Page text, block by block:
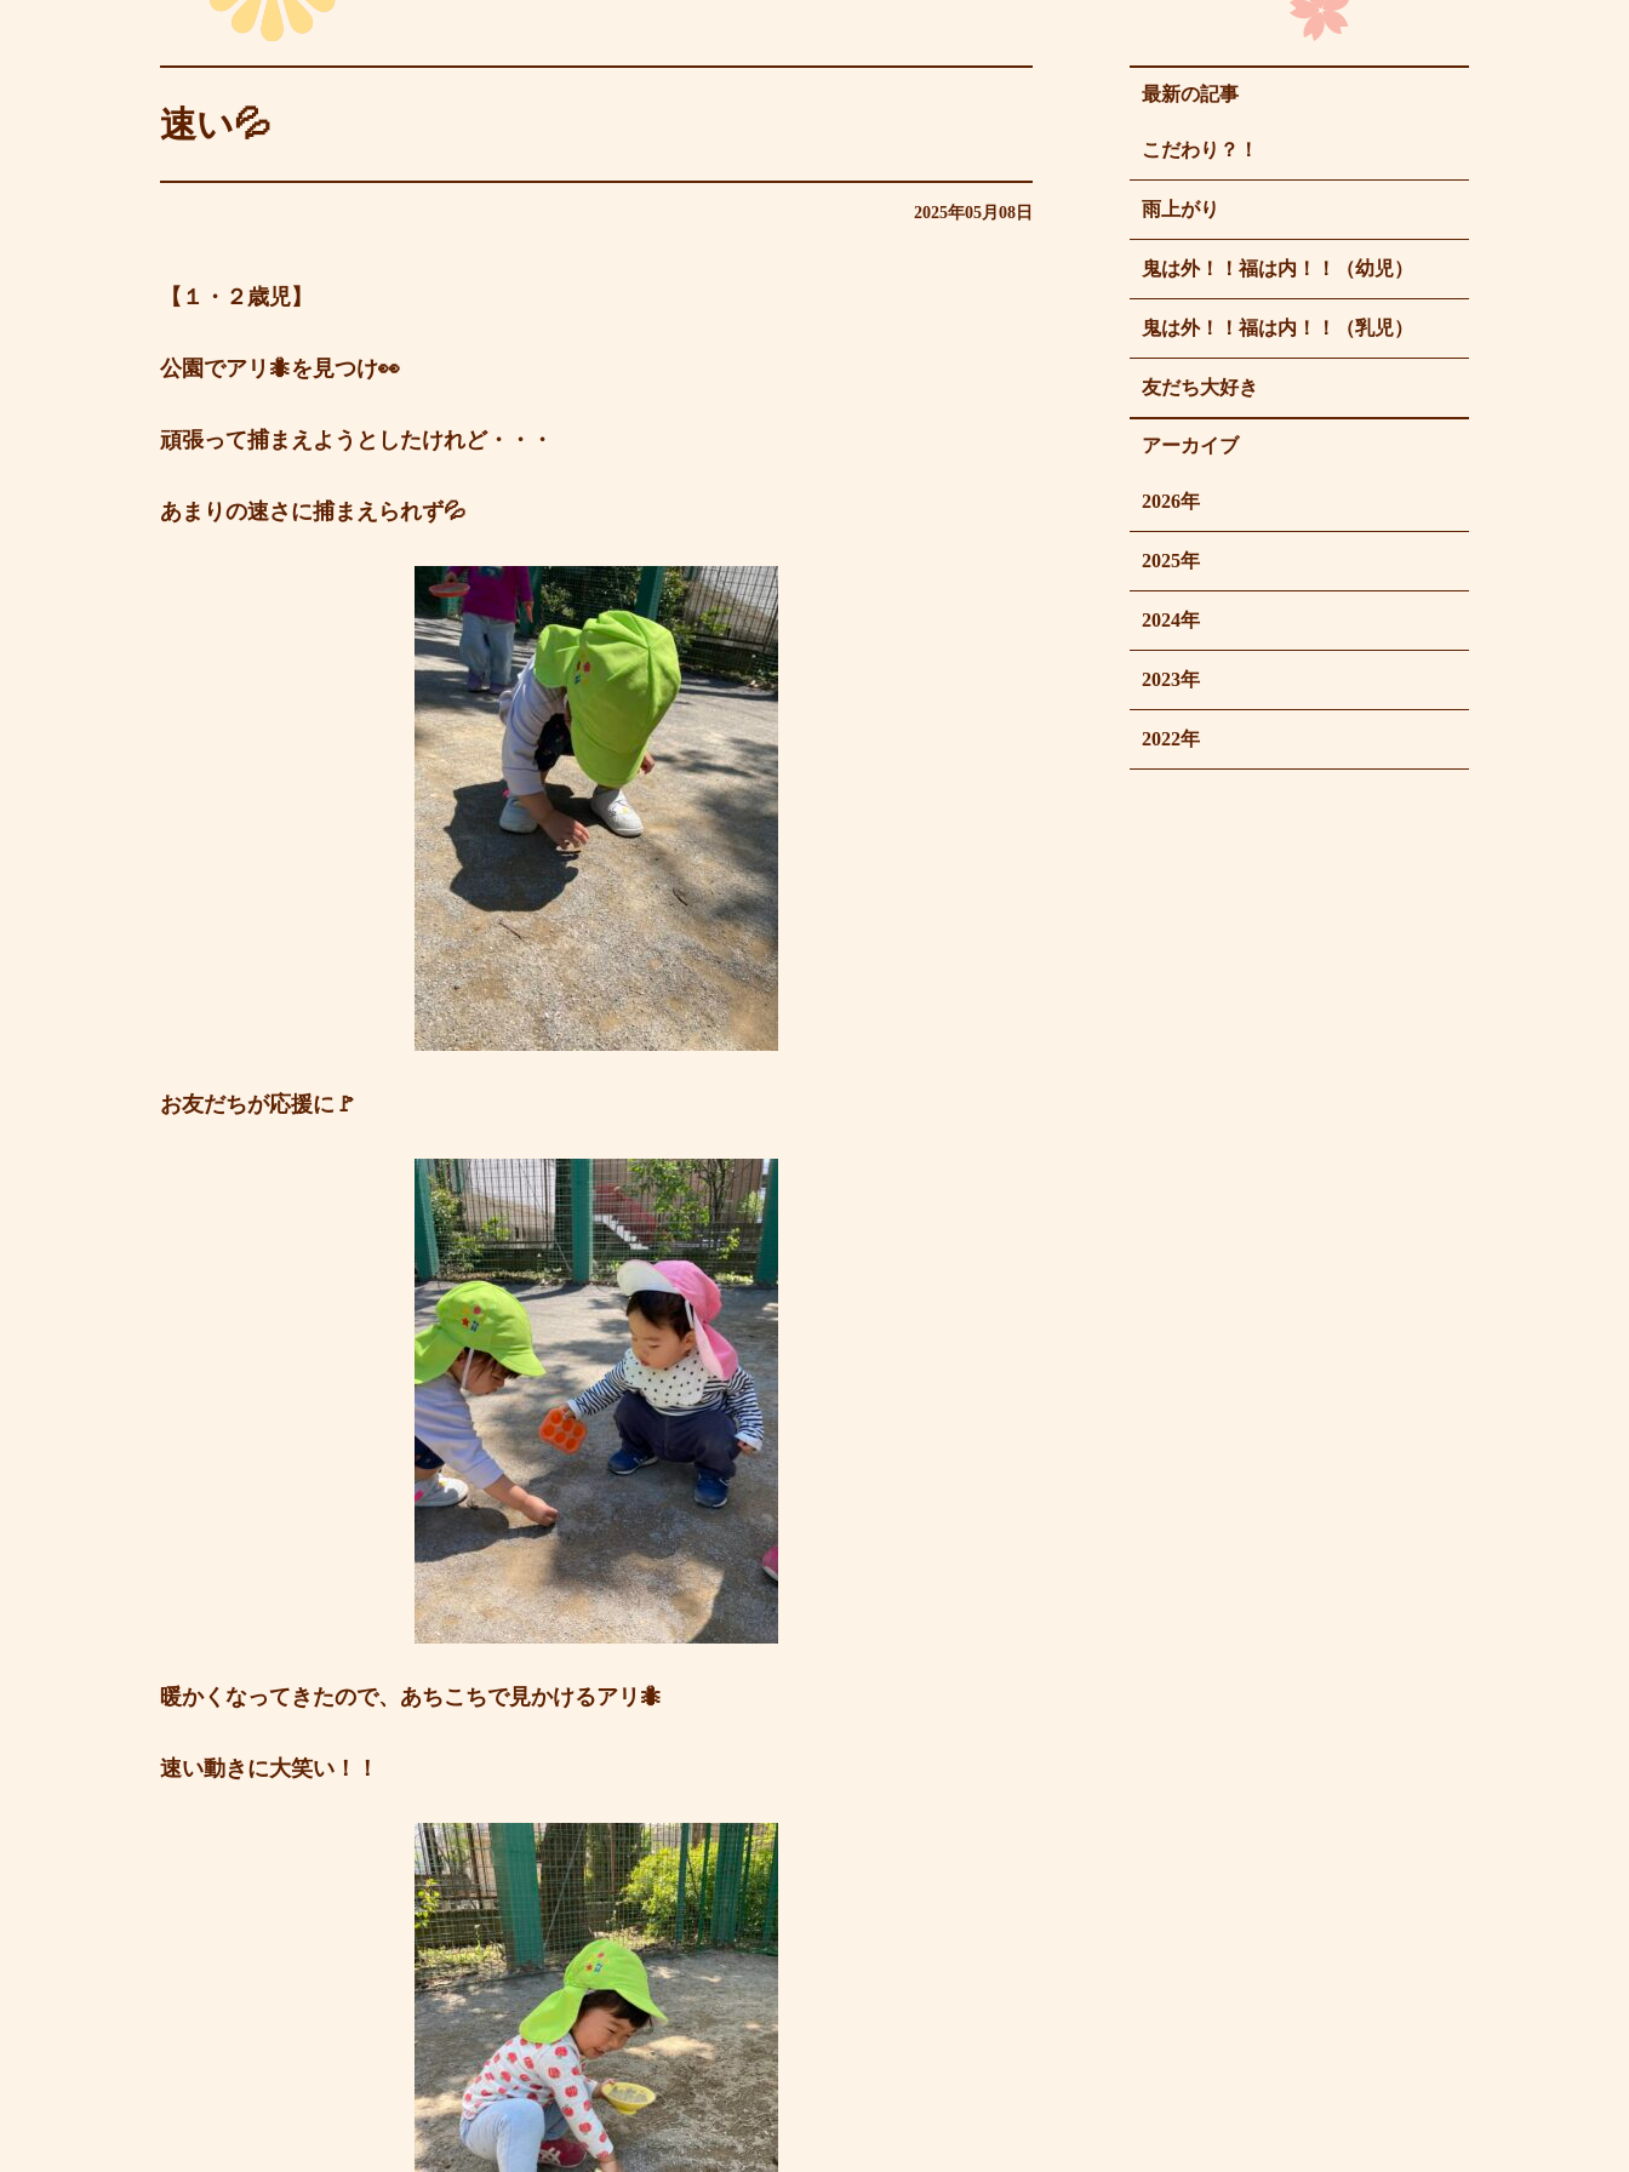
速い💦
2025年05月08日
【１・２歳児】
公園でアリ🐜を見つけ👀
頑張って捕まえようとしたけれど・・・
あまりの速さに捕まえられず💦
お友だちが応援に🚩
暖かくなってきたので、あちこちで見かけるアリ🐜
速い動きに大笑い！！
最新の記事
こだわり？！
雨上がり
鬼は外！！福は内！！（幼児）
鬼は外！！福は内！！（乳児）
友だち大好き
アーカイブ
2026年
2025年
2024年
2023年
2022年